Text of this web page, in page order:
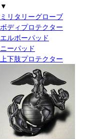
▼
ミリタリーグローブ
ボディプロテクター
エルボーパッド
ニーパッド
上下肢プロテクター